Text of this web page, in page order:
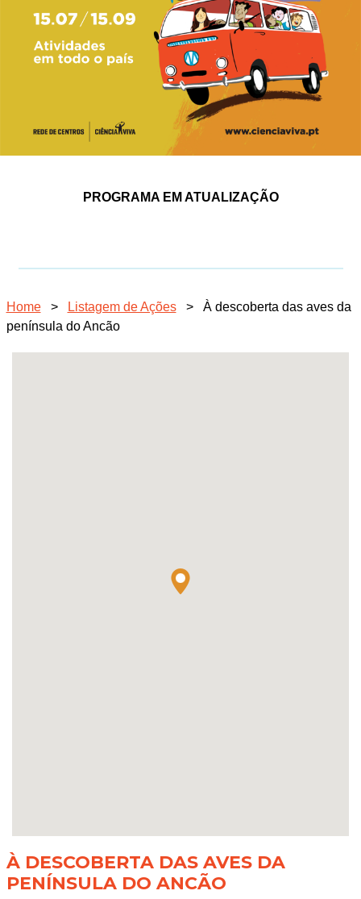
PROGRAMA EM ATUALIZAÇÃO
Home > Listagem de Ações >
À descoberta das aves da
península do Ancão
À DESCOBERTA DAS AVES DA
PENÍNSULA DO ANCÃO